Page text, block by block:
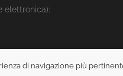
elettronica):
di navigazione più